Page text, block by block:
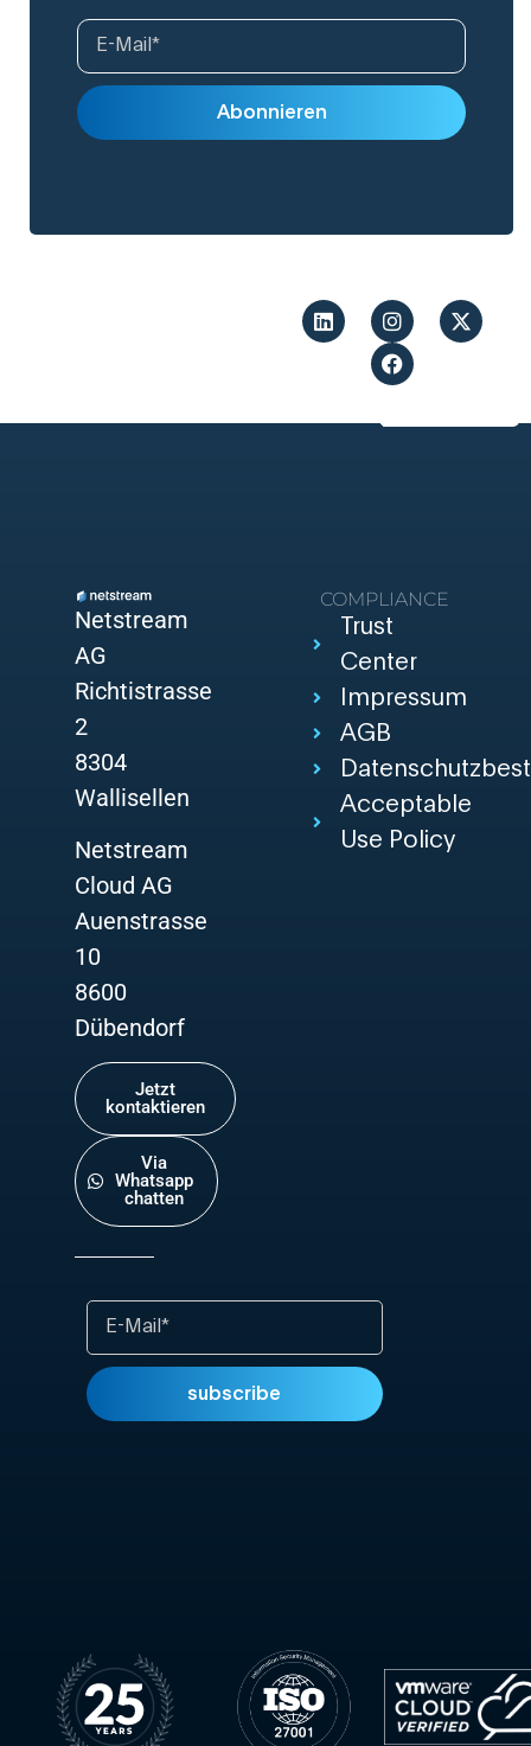
Netstream
AG
Richtistrasse
2
8304
Wallisellen
Netstream
Cloud AG
Auenstrasse
10
8600
Dübendorf
Jetzt
kontaktieren
Via
Whatsapp
chatten
COMPLIANCE
Trust
Center
Impressum
AGB
Acceptable
Use Policy